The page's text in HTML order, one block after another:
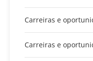
Carreiras e
Carreiras e